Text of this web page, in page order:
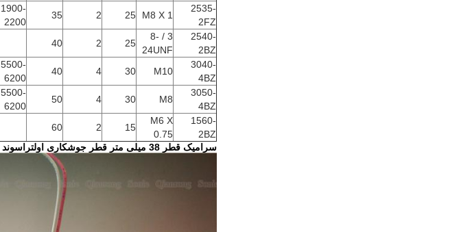
2535-
2FZ
M8 X 1
25
2
35
1900-
2200
2540-
2BZ
3 / 8-
24UNF
25
2
40
3040-
4BZ
M10
30
4
40
5500-
6200
3050-
4BZ
M8
30
4
50
5500-
6200
1560-
2BZ
M6 X
0.75
15
2
60
سرامیک قطر 38 میلی متر قطر جوشکاری اولتراسوند 20 کیلو هرتز برای ساخت پارچه پزشکی